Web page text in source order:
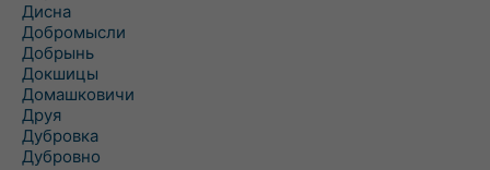
Дисна
Добромысли
Добрынь
Докшицы
Домашковичи
Друя
Дубровка
Дубровно